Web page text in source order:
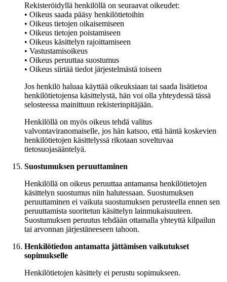
Rekisteröidyllä henkilöllä on seuraavat oikeudet:
• Oikeus saada pääsy henkilötietoihin
• Oikeus tietojen oikaisemiseen
• Oikeus tietojen poistamiseen
• Oikeus käsittelyn rajoittamiseen
• Vastustamisoikeus
• Oikeus peruuttaa suostumus
• Oikeus siirtää tiedot järjestelmästä toiseen
Jos henkilö haluaa käyttää oikeuksiaan tai saada lisätietoa
henkilötietojensa käsittelystä, hän voi olla yhteydessä tässä
selosteessa mainittuun rekisterinpitäjään.
Henkilöllä on myös oikeus tehdä valitus
valvontaviranomaiselle, jos hän katsoo, että häntä koskevien
henkilötietojen käsittelyssä rikotaan soveltuvaa
tietosuojasääntelyä.
Suostumuksen peruuttaminen
Henkilöllä on oikeus peruuttaa antamansa henkilötietojen
käsittelyn suostumus niin halutessaan. Suostumuksen
peruuttaminen ei vaikuta suostumuksen perusteella ennen sen
peruuttamista suoritetun käsittelyn lainmukaisuuteen.
Suostumuksen peruutus tehdään ottamalla yhteyttä kilpailun
tai arvonnan järjestäneeseen tahoon.
Henkilötiedon antamatta jättämisen vaikutukset
sopimukselle
Henkilötietojen käsittely ei perustu sopimukseen.